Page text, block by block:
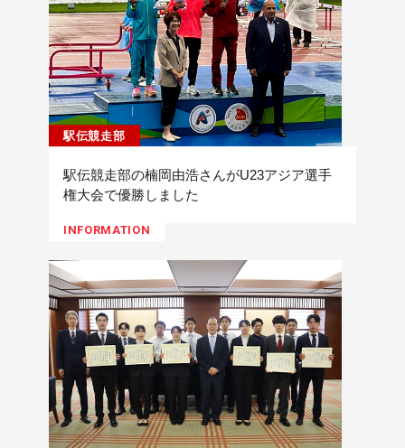
駅伝競走部
駅伝競走部の楠岡由浩さんがU23アジア選手
権大会で優勝しました
INFORMATION